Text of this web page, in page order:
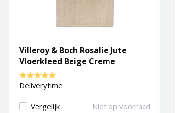
Villeroy & Boch Rosalie Jute
Vloerkleed Beige Creme
Deliverytime
Vergelijk
Niet op voorraad